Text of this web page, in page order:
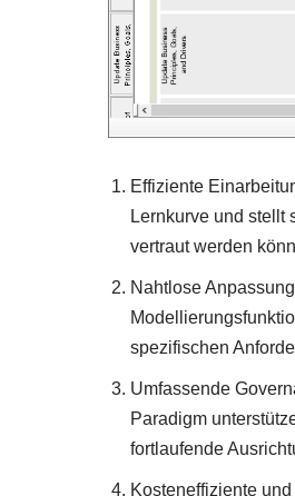
Effiziente
Lernkurve und stellt
vertraut werden
Nahtlose
spezifischen
Umfassende
Paradigm
fortlaufende
Kosteneffiziente